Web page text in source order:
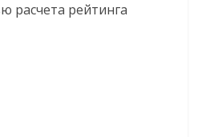
расчета рейтинга